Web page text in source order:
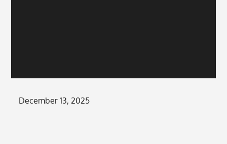
Posted
December 13, 2025